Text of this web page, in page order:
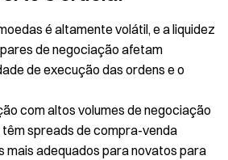
é altamente volátil, e a liquidez
de negociação afetam
de execução das ordens e o
com altos volumes de negociação
spreads de compra-venda
mais adequados para novatos para